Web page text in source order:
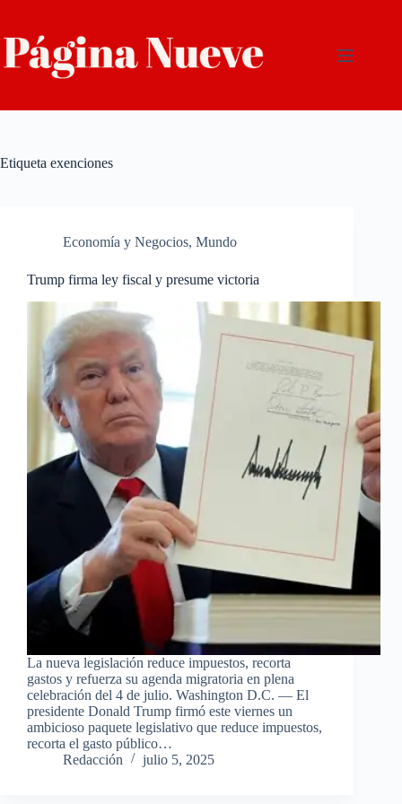
contenido
Etiqueta exenciones
Economía y Negocios, Mundo
Trump firma ley fiscal y presume victoria
La nueva legislación reduce impuestos, recorta
gastos y refuerza su agenda migratoria en plena
celebración del 4 de julio. Washington D.C. — El
presidente Donald Trump firmó este viernes un
ambicioso paquete legislativo que reduce impuestos,
recorta el gasto público…
Redacción
julio 5, 2025